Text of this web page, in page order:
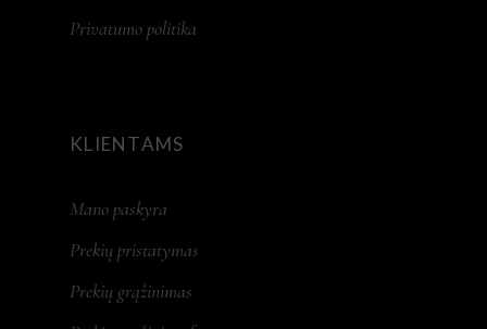
Privatumo politika
KLIENTAMS
Mano paskyra
Prekių pristatymas
Prekių grąžinimas